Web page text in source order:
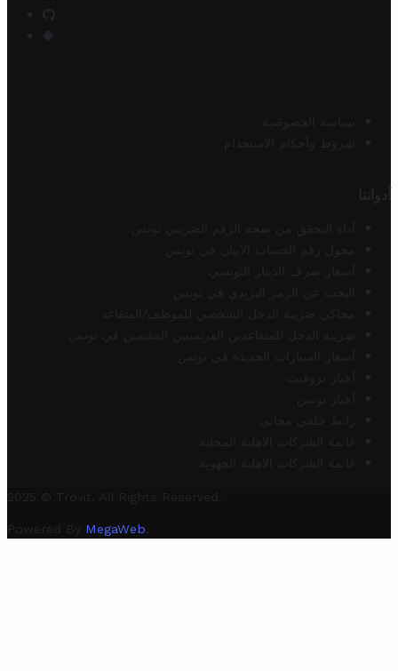
سياسة الخصوصية
شروط وأحكام الاستخدام
أدواتنا
أداة التحقق من صحة الرقم الضريبي تونس
محول رقم الحساب الآيبان في تونس
أسعار صرف الدينار التونسي
البحث عن الرمز البريدي في تونس
محاكي ضريبة الدخل الشخصي للموظف/المتقاعد
ضريبة الدخل للمتقاعدين الفرنسيين المقيمين في تونس
أسعار السيارات الجديدة في تونس
أخبار تروفيت
أخبار تونس
رابط خلفي مجاني
قائمة الشركات الأهلية المحلية
قائمة الشركات الأهلية الجهوية
2025 © Trovit. All Rights Reserved.
Powered By MegaWeb